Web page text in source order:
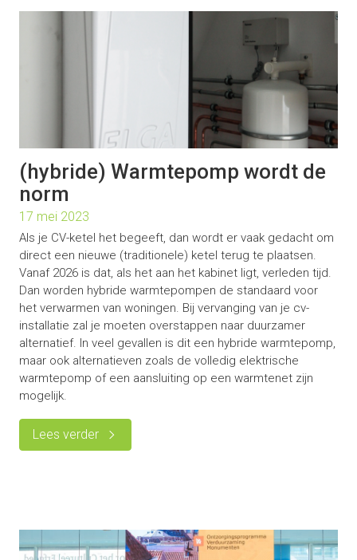
(hybride) Warmtepomp wordt de
norm
17 mei 2023
Als je CV-ketel het begeeft, dan wordt er vaak gedacht om
direct een nieuwe (traditionele) ketel terug te plaatsen.
Vanaf 2026 is dat, als het aan het kabinet ligt, verleden tijd.
Dan worden hybride warmtepompen de standaard voor
het verwarmen van woningen. Bij vervanging van je cv-
installatie zal je moeten overstappen naar duurzamer
alternatief. In veel gevallen is dit een hybride warmtepomp,
maar ook alternatieven zoals de volledig elektrische
warmtepomp of een aansluiting op een warmtenet zijn
mogelijk.
Lees verder